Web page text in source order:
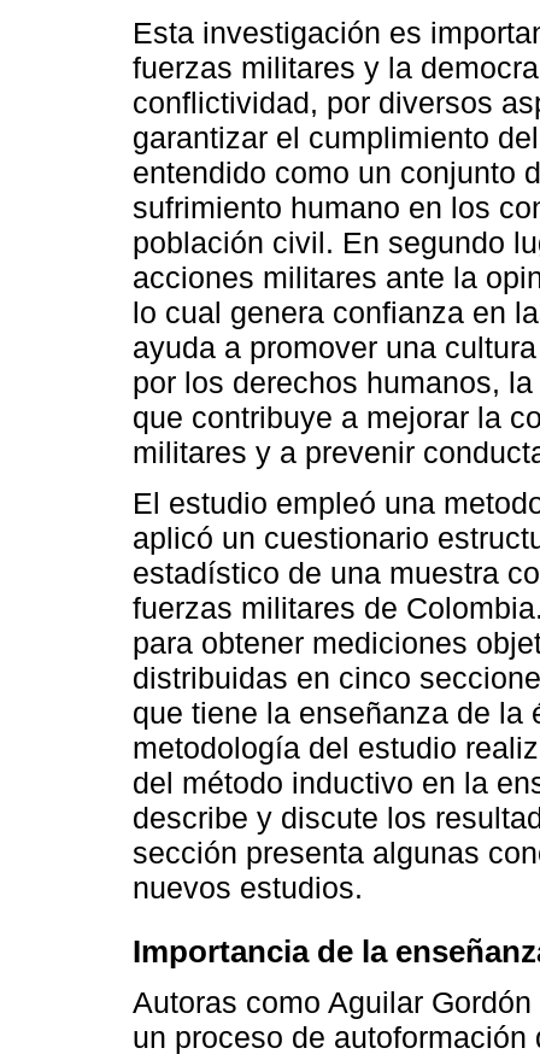
Esta investigación es
fuerzas militares y la
conflictividad, por diversos
garantizar el cumplimiento
entendido como un conjunto
sufrimiento humano en los
población civil. En segundo
acciones militares ante la
lo cual genera confianza en
ayuda a promover una
por los derechos humanos,
que contribuye a mejorar la
militares y a prevenir
El estudio empleó una
aplicó un cuestionario
estadístico de una muestra
fuerzas militares de
para obtener mediciones
distribuidas en cinco
que tiene la enseñanza de la
metodología del estudio
del método inductivo en la
describe y discute los
sección presenta algunas
nuevos estudios.
Importancia de la
Autoras como Aguilar
un proceso de